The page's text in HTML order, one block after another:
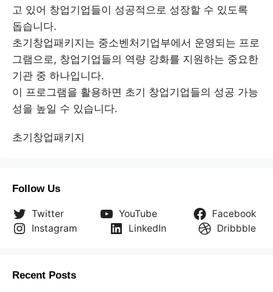
고 있어 창업기업들이 성공적으로 성장할 수 있도록
돕습니다.
초기창업패키지는 중소벤처기업부에서 운영되는 프로
그램으로, 창업기업들의 역량 강화를 지원하는 중요한
기관 중 하나입니다.
이 프로그램을 활용하면 초기 창업기업들의 성공 가능
성을 높일 수 있습니다.
초기창업패키지
Follow Us
Twitter YouTube
Facebook
Instagram
LinkedIn Dribbble
Recent Posts